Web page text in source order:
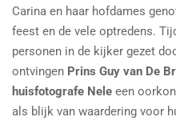
Carina en haar hofdames
feest en de vele optredens.
personen in de kijker gezet
ontvingen Prins Guy van De
huisfotografe Nele een
als blijk van waardering voor